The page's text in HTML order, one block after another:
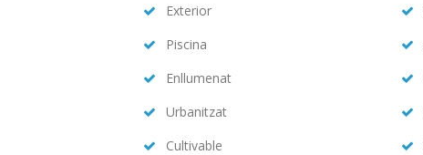
Exterior
Piscina
Enllumenat
Urbanitzat
Cultivable